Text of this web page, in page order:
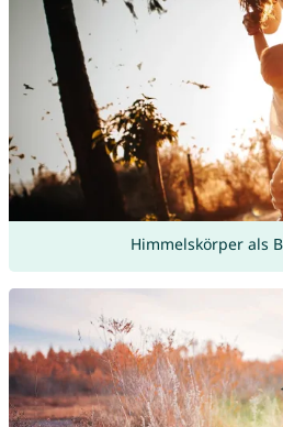
Himmelskörper als